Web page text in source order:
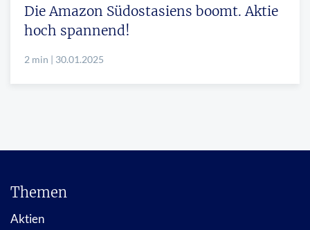
Die Amazon Südostasiens boomt. Aktie
hoch spannend!
2 min | 30.01.2025
Themen
Aktien